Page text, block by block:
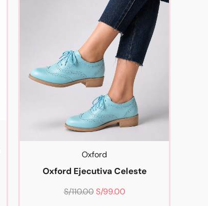
Oxford
Oxford Ejecutiva Celeste
S/110.00 S/99.00